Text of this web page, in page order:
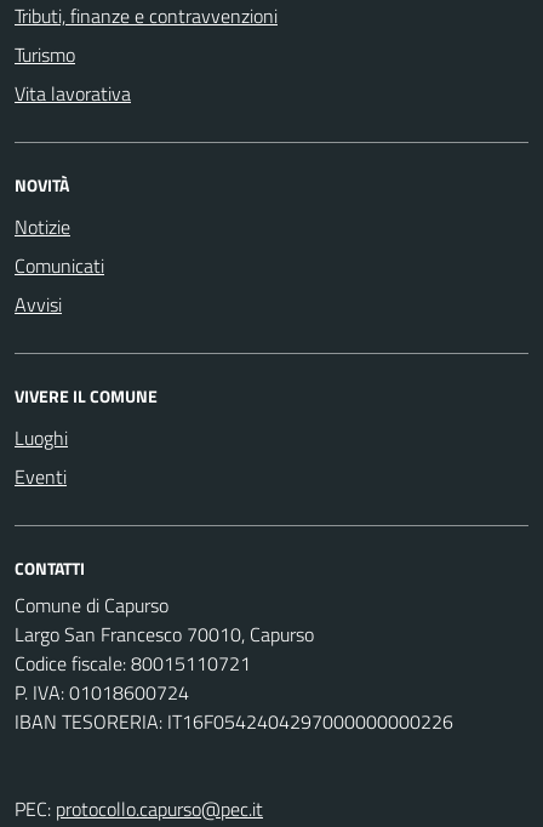
Tributi, finanze e contravvenzioni
Turismo
Vita lavorativa
NOVITÀ
Notizie
Comunicati
Avvisi
VIVERE IL COMUNE
Luoghi
Eventi
CONTATTI
Comune di Capurso
Largo San Francesco 70010, Capurso
Codice fiscale: 80015110721
P. IVA: 01018600724
IBAN TESORERIA: IT16F0542404297000000000226
PEC: protocollo.capurso@pec.it